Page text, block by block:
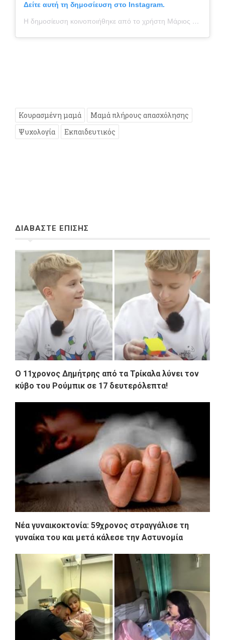
Δείτε αυτή τη δημοσίευση στο Instagram.
Η δημοσίευση κοινοποιήθηκε από το χρήστη Μάριος Μάζαρης / Marios Mazaris (@schoolmarius)
Κουρασμένη μαμά
Μαμά πλήρους απασχόλησης
Ψυχολογία
Εκπαιδευτικός
ΔΙΑΒΑΣΤΕ ΕΠΙΣΗΣ
Ο 11χρονος Δημήτρης από τα Τρίκαλα λύνει τον
κύβο του Ρούμπικ σε 17 δευτερόλεπτα!
Νέα γυναικοκτονία: 59χρονος στραγγάλισε τη
γυναίκα του και μετά κάλεσε την Aστυνομία